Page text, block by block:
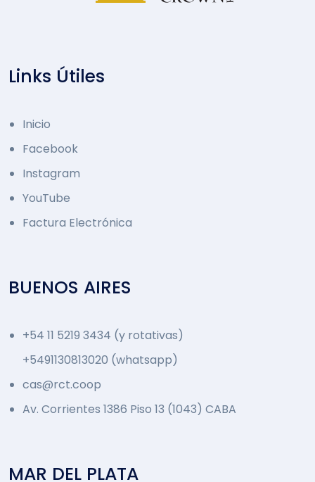
Links Útiles
Inicio
Facebook
Instagram
YouTube
Factura Electrónica
BUENOS AIRES
+54 11 5219 3434 (y rotativas)
+5491130813020 (whatsapp)
cas@rct.coop
Av. Corrientes 1386 Piso 13 (1043) CABA
MAR DEL PLATA